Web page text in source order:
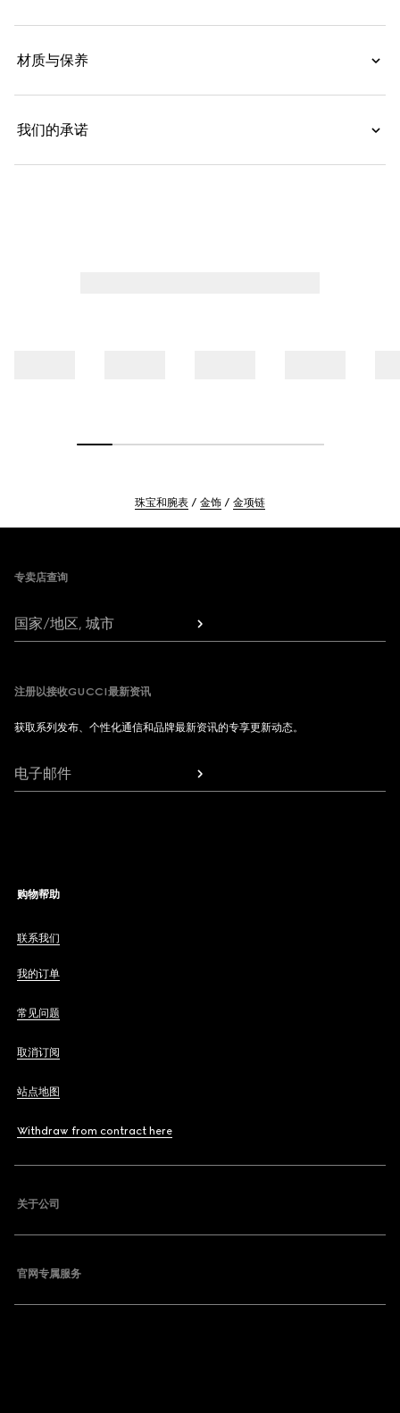
材质与保养
我们的承诺
珠宝和腕表 金饰 金项链
专卖店查询
国家/地区, 城市
注册以接收GUCCI最新资讯
获取系列发布、个性化通信和品牌最新资讯的专享更新动态。
电子邮件
购物帮助
联系我们
我的订单
常见问题
取消订阅
站点地图
Withdraw from contract here
关于公司
官网专属服务